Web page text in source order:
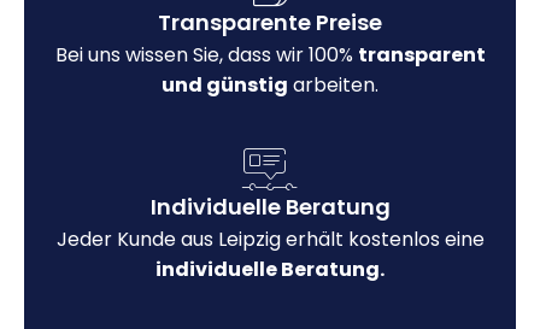
Transparente Preise
Bei uns wissen Sie, dass wir 100% transparent
und günstig arbeiten.
Individuelle Beratung
Jeder Kunde aus Leipzig erhält kostenlos eine
individuelle Beratung.